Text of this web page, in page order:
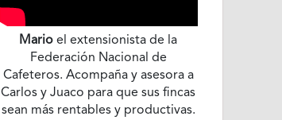
Mario el extensionista de la
Federación Nacional de
Cafeteros. Acompaña y asesora a
Carlos y Juaco para que sus fincas
sean más rentables y productivas.